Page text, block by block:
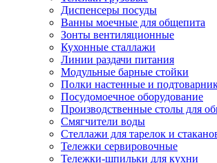
Диспенсеры посуды
Ванны моечные для общепита
Зонты вентиляционные
Кухонные сталлажи
Линии раздачи питания
Модульные барные стойки
Полки настенные и
Посудомоечное оборудование
Производственные столы для
Смягчители воды
Стеллажи для тарелок и
Тележки сервировочные
Тележки-шпильки для кухни